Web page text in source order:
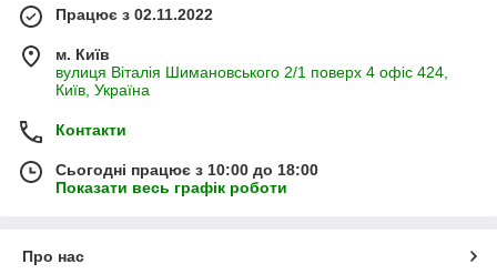
Працює з 02.11.2022
м. Київ
вулиця Віталія Шимановського 2/1 поверх 4 офіс 424,
Київ, Україна
Контакти
Сьогодні працює з 10:00 до 18:00
Показати весь графік роботи
Про нас